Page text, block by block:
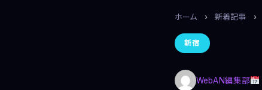
ホーム › 新着記事 ›
新宿
WebAN編集部